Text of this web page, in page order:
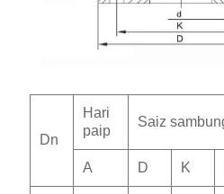
Dn
Hari
paip
Saiz
A
D K